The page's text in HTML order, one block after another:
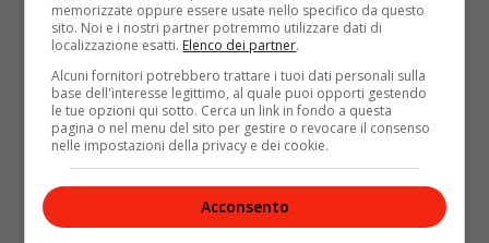
memorizzate oppure essere usate nello specifico da questo
sito. Noi e i nostri partner potremmo utilizzare dati di
localizzazione esatti. Elenco dei partner.
Alcuni fornitori potrebbero trattare i tuoi dati personali sulla
base dell'interesse legittimo, al quale puoi opporti gestendo
le tue opzioni qui sotto. Cerca un link in fondo a questa
pagina o nel menu del sito per gestire o revocare il consenso
nelle impostazioni della privacy e dei cookie.
Acconsento